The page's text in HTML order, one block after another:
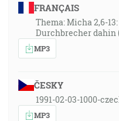
FRANÇAIS
Thema: Micha 2,6-
Durchbrecher dahin
MP3
ČESKY
1991-02-03-1000-
MP3